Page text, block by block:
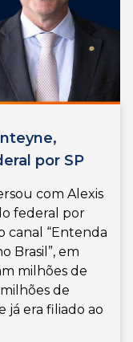
por SP
com Alexis
federal por
canal “Entenda
Brasil”, em
milhões de
de
já era filiado ao